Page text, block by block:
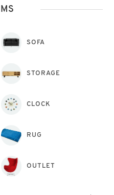
SOFA
STORAGE
CLOCK
RUG
OUTLET